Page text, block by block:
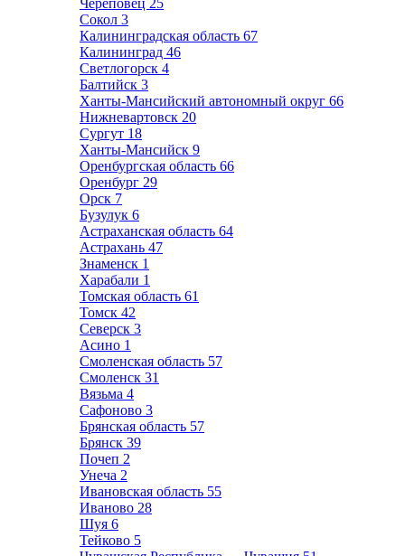
Череповец 25
Сокол 3
Калининградская область 67
Калининград 46
Светлогорск 4
Балтийск 3
Ханты-Мансийский автономный округ 66
Нижневартовск 20
Сургут 18
Ханты-Мансийск 9
Оренбургская область 66
Оренбург 29
Орск 7
Бузулук 6
Астраханская область 64
Астрахань 47
Знаменск 1
Харабали 1
Томская область 61
Томск 42
Северск 3
Асино 1
Смоленская область 57
Смоленск 31
Вязьма 4
Сафоново 3
Брянская область 57
Брянск 39
Почеп 2
Унеча 2
Ивановская область 55
Иваново 28
Шуя 6
Тейково 5